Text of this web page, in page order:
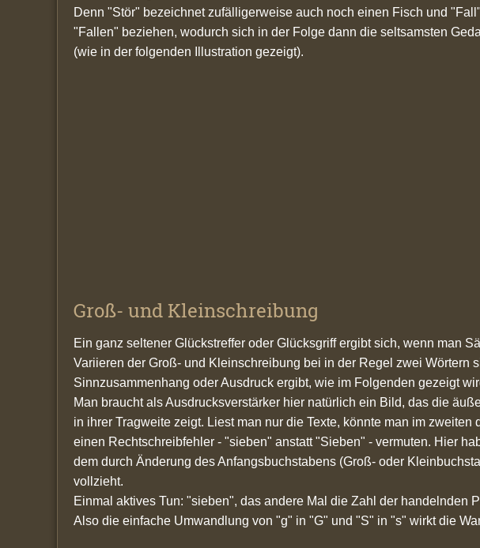
Denn "Stör" bezeichnet zufälligerweise auch noch einen Fisch und
"Fallen" beziehen, wodurch sich in der Folge dann die seltsamsten
(wie in der folgenden Illustration gezeigt).
Groß- und Kleinschreibung
Ein ganz seltener Glückstreffer oder Glücksgriff ergibt sich, wenn man
Variieren der Groß- und Kleinschreibung bei in der Regel zwei Wörtern
Sinnzusammenhang oder Ausdruck ergibt, wie im Folgenden gezeigt
Man braucht als Ausdrucksverstärker hier natürlich ein Bild, das die
in ihrer Tragweite zeigt. Liest man nur die Texte, könnte man im
einen Rechtschreibfehler - "sieben" anstatt "Sieben" - vermuten. Hier
dem durch Änderung des Anfangsbuchstabens (Groß- oder
vollzieht.
Einmal aktives Tun: "sieben", das andere Mal die Zahl der handelnden
Also die einfache Umwandlung von "g" in "G" und "S" in "s" wirkt die